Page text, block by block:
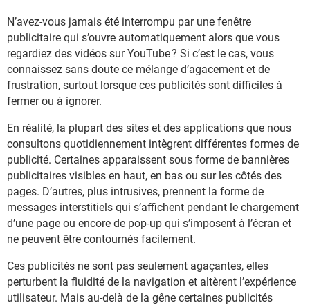
N’avez-vous jamais été interrompu par une fenêtre
publicitaire qui s’ouvre automatiquement alors que vous
regardiez des vidéos sur YouTube ? Si c’est le cas, vous
connaissez sans doute ce mélange d’agacement et de
frustration, surtout lorsque ces publicités sont difficiles à
fermer ou à ignorer.
En réalité, la plupart des sites et des applications que nous
consultons quotidiennement intègrent différentes formes de
publicité. Certaines apparaissent sous forme de bannières
publicitaires visibles en haut, en bas ou sur les côtés des
pages. D’autres, plus intrusives, prennent la forme de
messages interstitiels qui s’affichent pendant le chargement
d’une page ou encore de pop-up qui s’imposent à l’écran et
ne peuvent être contournés facilement.
Ces publicités ne sont pas seulement agaçantes, elles
perturbent la fluidité de la navigation et altèrent l’expérience
utilisateur. Mais au-delà de la gêne certaines publicités